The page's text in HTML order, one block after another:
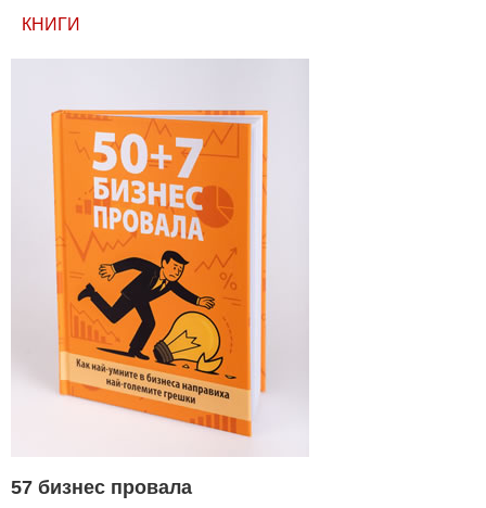
КНИГИ
57 бизнес провала